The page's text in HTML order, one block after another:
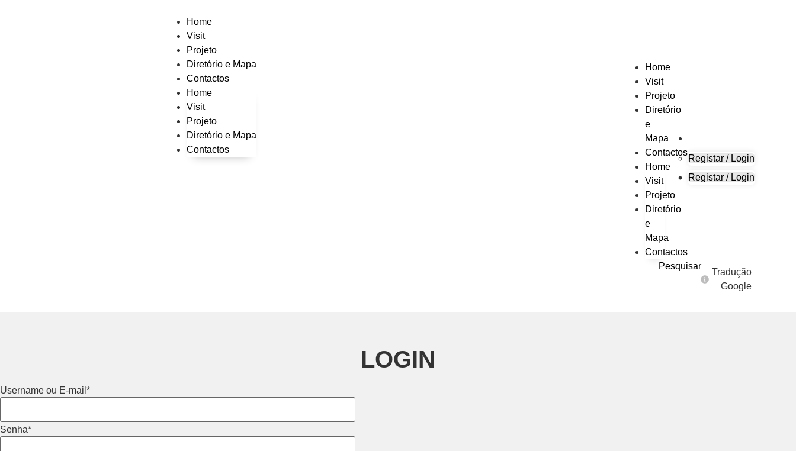
Home
Visit
Projeto
Diretório e Mapa
Contactos
Home
Visit
Projeto
Diretório e Mapa
Contactos
Home
Visit
Projeto
Diretório
e
Mapa
Contactos
Home
Visit
Projeto
Diretório
e
Mapa
Contactos
Pesquisar
Registar / Login
Registar / Login
Tradução
Google
LOGIN
Username ou E-mail *
Senha*